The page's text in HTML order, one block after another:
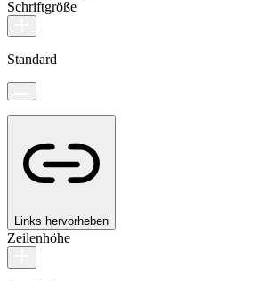
Schriftgröße
Standard
Links hervorheben
Zeilenhöhe